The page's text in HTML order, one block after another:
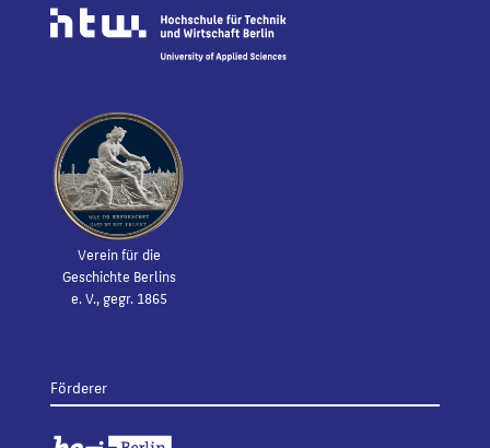
Verein für die
Geschichte Berlins
e. V., gegr. 1865
Förderer